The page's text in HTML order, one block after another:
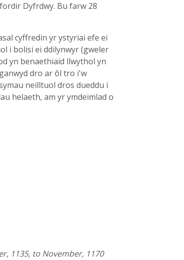
Dyfrdwy. Bu farw 28
cyffredin yr ystyriai efe ei
i bolisi ei ddilynwyr (gweler
yn benaethiaid llwythol yn
dro ar ôl tro i'w
neilltuol dros dueddu i
helaeth, am yr ymdeimlad o
1135, to November, 1170